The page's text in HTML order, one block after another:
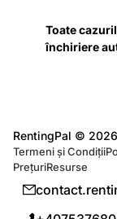
Toate
închiriere
RentingPal © 2026
Termeni și Condiții
PrețuriResurse